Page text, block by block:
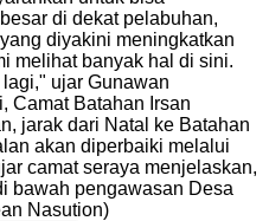
di dekat pelabuhan,
diyakini meningkatkan
melihat banyak hal di sini.
ujar Gunawan
Camat Batahan Irsan
jarak dari Natal ke Batahan
akan diperbaiki melalui
camat seraya menjelaskan,
bawah pengawasan Desa
Nasution)